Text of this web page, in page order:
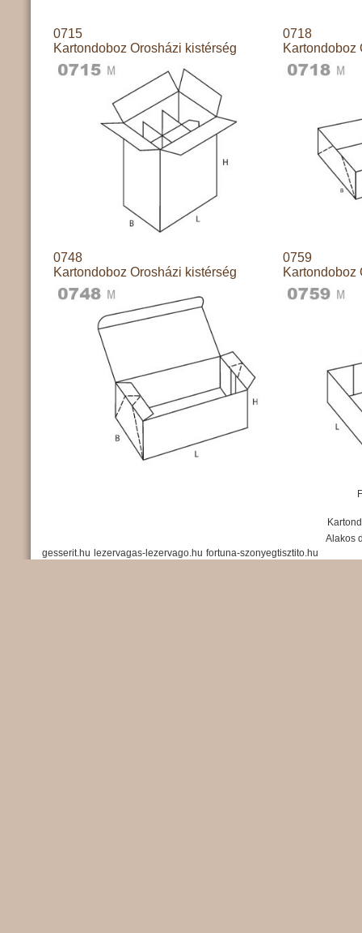
0715
Kartondoboz Orosházi kistérség
0718
Kartondoboz
0748
Kartondoboz Orosházi kistérség
0759
Kartondoboz
Alakos
gesserit.hu lezervagas-lezervago.hu fortuna-szonyegtisztito.hu